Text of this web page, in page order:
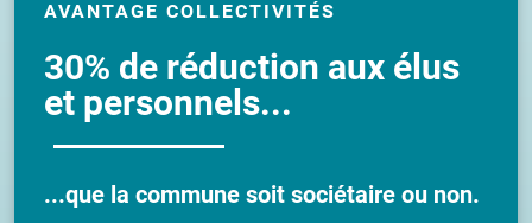
AVANTAGE COLLECTIVITÉS
30% de réduction aux élus
et personnels...
...que la commune soit sociétaire ou non.